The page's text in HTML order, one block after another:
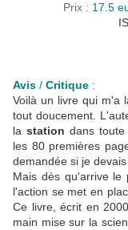
Prix : 17.5
Avis / Critique :
Voilà un livre qui m'a
tout doucement.
lastation dans
les 80 premières
demandée si je
Mais dès qu'arrive le
l'action se met en
Ce livre, écrit en
main mise sur la